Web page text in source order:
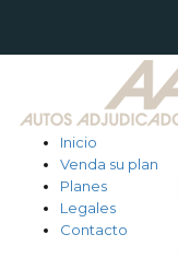
Inicio
Venda su plan
Planes
Legales
Contacto